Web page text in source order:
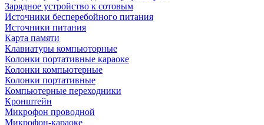
Зарядное устройство к сотовым
Источники бесперебойного питания
Источники питания
Карта памяти
Клавиатуры компьюторные
Колонки портативные караоке
Колонки компьютерные
Колонки портативные
Компьютерные переходники
Кронштейн
Микрофон проводной
Микрофон-караоке